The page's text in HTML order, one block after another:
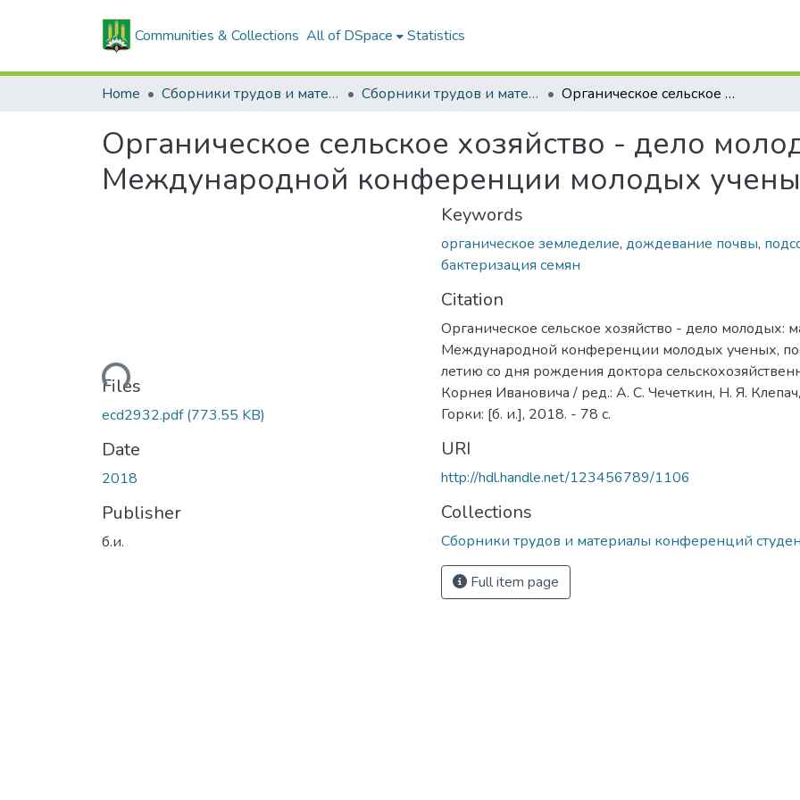
Communities & Collections All of DSpace Statistics
Home Сборники трудов и материалов конференций Сборники трудов и материалы конференций студентов Органическое сельское хозяйство - дело молодых: материалы Международной конференции молодых ученых
Органическое сельское хозяйство - дело
Международной конференции молодых
Loading...
Files
ecd2932.pdf(773.55 KB)
Date
2018
Publisher
б.и.
Keywords
органическое земледелие, дождевание почвы,
бактеризация семян
Citation
Органическое сельское хозяйство - дело молодых:
Международной конференции молодых ученых,
летию со дня рождения доктора
Корнея Ивановича / ред.: А. С. Чечеткин, Н. Я.
Горки: [б. и.], 2018. - 78 с.
URI
http://hdl.handle.net/123456789/1106
Collections
Сборники трудов и материалы конференций
Full item page